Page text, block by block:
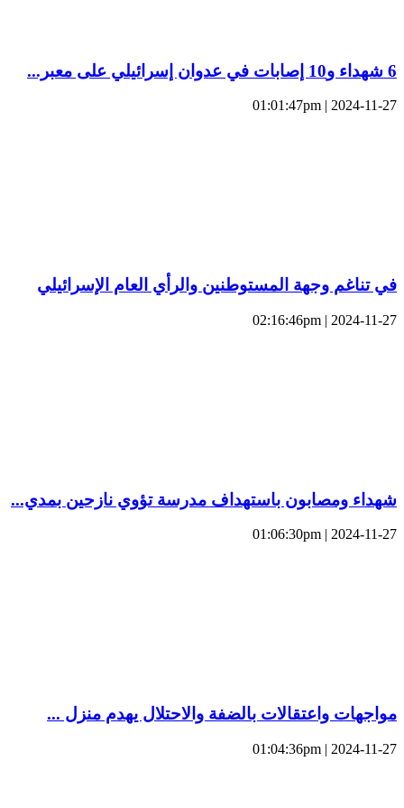
6 شهداء و10 إصابات في عدوان إسرائيلي على معبر...
2024-11-27 | 01:01:47pm
في تناغم وجهة المستوطنين والرأي العام الإسرائيلي
2024-11-27 | 02:16:46pm
شهداء ومصابون باستهداف مدرسة تؤوي نازحين بمدي...
2024-11-27 | 01:06:30pm
مواجهات واعتقالات بالضفة والاحتلال يهدم منزل ...
2024-11-27 | 01:04:36pm